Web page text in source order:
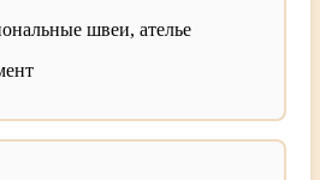
швеи, ателье